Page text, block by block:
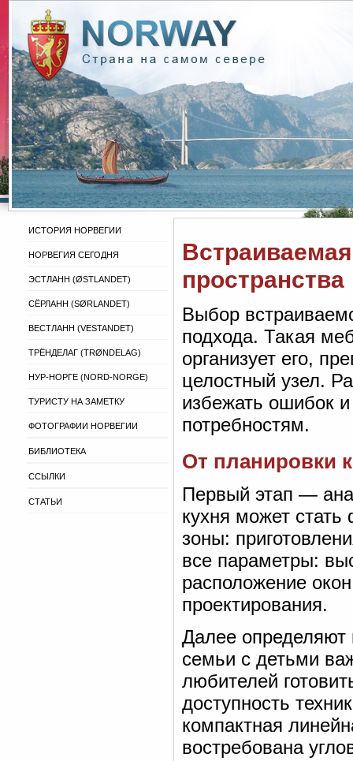
ИСТОРИЯ НОРВЕГИИ
НОРВЕГИЯ СЕГОДНЯ
ЭСТЛАНН (ØSTLANDET)
СЁРЛАНН (SØRLANDET)
ВЕСТЛАНН (VESTANDET)
ТРЁНДЕЛАГ (TRØNDELAG)
НУР-НОРГЕ (NORD-NORGE)
ТУРИСТУ НА ЗАМЕТКУ
ФОТОГРАФИИ НОРВЕГИИ
БИБЛИОТЕКА
ССЫЛКИ
СТАТЬИ
пространства
Выбор
подхода. Такая
организует его,
целостный узел.
избежать ошибок
потребностям.
От планировки
Первый этап —
кухня может
зоны:
все параметры:
расположение
проектирования.
Далее определяют
семьи с детьми
любителей
доступность
компактная
востребована